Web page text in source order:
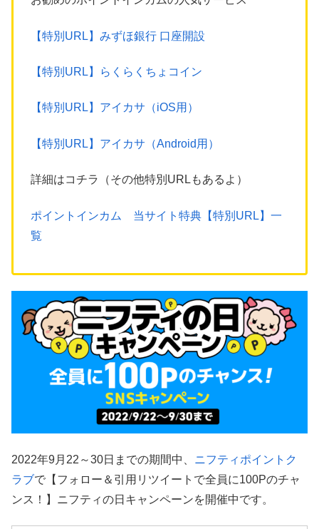
【特別URL】みずほ銀行 口座開設
【特別URL】らくらくちょコイン
【特別URL】アイカサ（iOS用）
【特別URL】アイカサ（Android用）
詳細はコチラ（その他特別URLもあるよ）
ポイントインカム 当サイト特典【特別URL】一
覧
2022年9月22～30日までの期間中、 ニフティポイントク
ラブで【フォロー＆引用リツイートで全員に100Pのチャ
ンス！】ニフティの日キャンペーンを開催中です。